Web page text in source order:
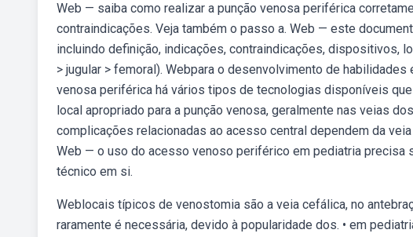
Web — saiba como realizar a punção venosa periférica
contraindicações. Veja também o passo a. Web — este
incluindo definição, indicações, contraindicações, dispositivos,
> jugular > femoral). Webpara o desenvolvimento de
venosa periférica há vários tipos de tecnologias disponíveis
local apropriado para a punção venosa, geralmente nas veias
complicações relacionadas ao acesso central dependem da
Web — o uso do acesso venoso periférico em pediatria precisa
técnico em si.
Weblocais típicos de venostomia são a veia cefálica, no
raramente é necessária, devido à popularidade dos. • em